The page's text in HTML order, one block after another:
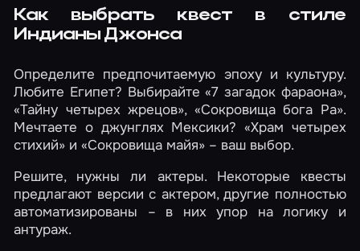
Как выбрать квест в стиле
Индианы Джонса
Определите предпочитаемую эпоху и культуру.
Любите Египет? Выбирайте «7 загадок фараона»,
«Тайну четырех жрецов», «Сокровища бога Ра».
Мечтаете о джунглях Мексики? «Храм четырех
стихий» и «Сокровища майя» – ваш выбор.
Решите, нужны ли актеры. Некоторые квесты
предлагают версии с актером, другие полностью
автоматизированы – в них упор на логику и
антураж.